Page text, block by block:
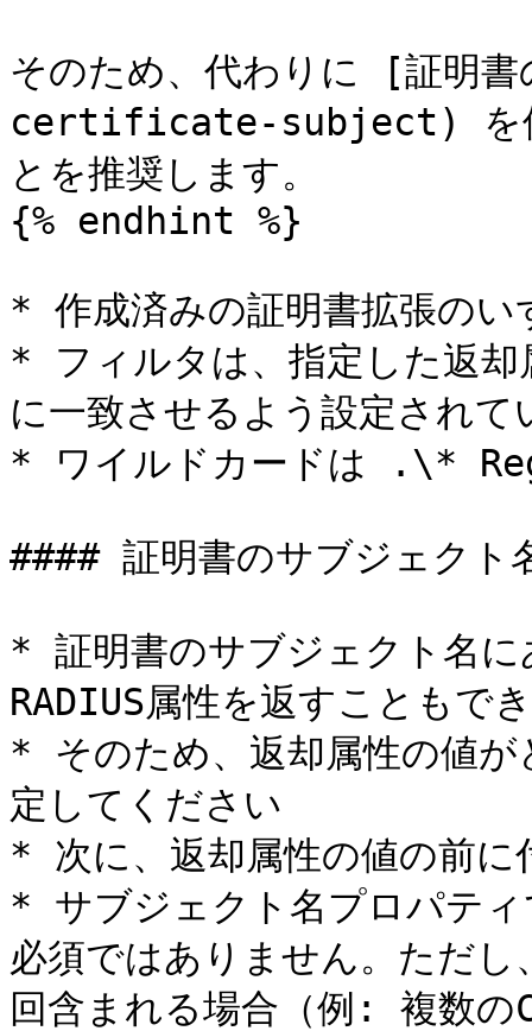
そのため、代わりに [証明
certificate-subject) を使
とを推奨します。
{% endhint %}
* 作成済みの証明書拡張のい
* フィルタは、指定した返却
に一致させるよう設定されて
* ワイルドカードは .\*
#### 証明書のサブジェクト
* 証明書のサブジェクト名に
RADIUS属性を返すこともで
* そのため、返却属性の値が
定してください
* 次に、返却属性の値の前に
* サブジェクト名プロパテ
必須ではありません。ただ
回含まれる場合（例: 複数の